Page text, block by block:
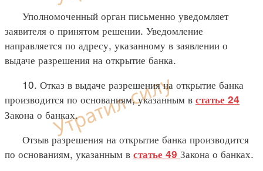
Уполномоченный орган письменно уведомляет
заявителя о принятом решении. Уведомление
направляется по адресу, указанному в заявлении о
выдаче разрешения на открытие банка.
10. Отказ в выдаче разрешения на открытие банка
производится по основаниям, указанным в статье 24
Закона о банках.
Отзыв разрешения на открытие банка производится
по основаниям, указанным в статье 49 Закона о банках.